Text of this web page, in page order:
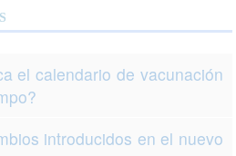
el calendario de vacunación
introducidos en el nuevo